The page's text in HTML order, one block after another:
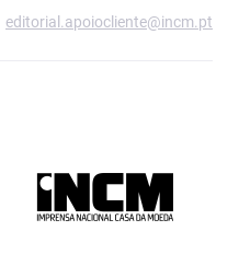
editorial.apoiocliente@incm.pt